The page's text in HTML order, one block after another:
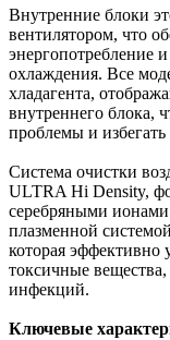
Внутренние блоки
вентилятором, что
энергопотребление
охлаждения. Все
хладагента,
внутреннего блока,
проблемы и
Система очистки
ULTRA Hi Density,
серебряными
плазменной
которая эффективно
токсичные
инфекций.
Ключевые